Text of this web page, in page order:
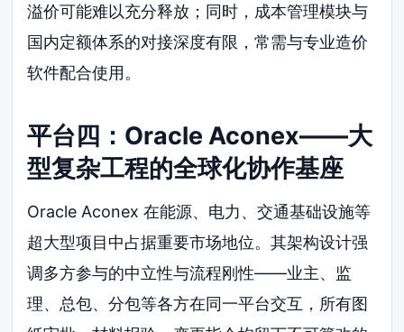
溢价可能难以充分释放；同时，成本管理模块与
国内定额体系的对接深度有限，常需与专业造价
软件配合使用。
平台四：Oracle Aconex——大
型复杂工程的全球化协作基座
Oracle Aconex 在能源、电力、交通基础设施等
超大型项目中占据重要市场地位。其架构设计强
调多方参与的中立性与流程刚性——业主、监
理、总包、分包等各方在同一平台交互，所有图